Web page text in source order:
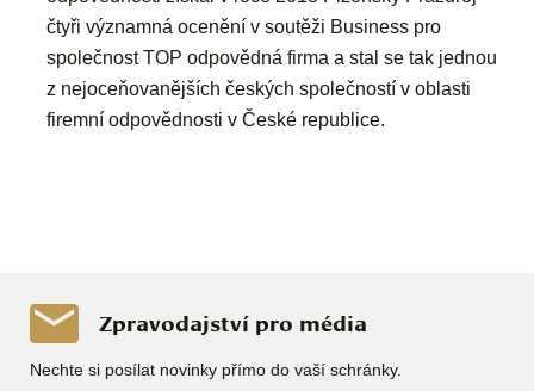
čtyři významná ocenění v soutěži Business pro
společnost TOP odpovědná firma a stal se tak jednou
z nejoceňovanějších českých společností v oblasti
firemní odpovědnosti v České republice.
Zpravodajství pro média
Nechte si posílat novinky přímo do vaší schránky.